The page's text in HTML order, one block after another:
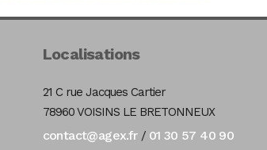
Localisations
21 C rue Jacques Cartier
78960 VOISINS LE BRETONNEUX
contact@agex.fr/ 01 30 57 40 90